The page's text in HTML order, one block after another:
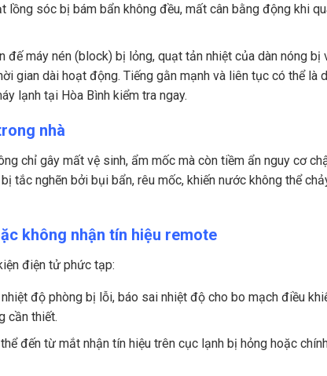
lồng sóc bị bám bẩn không đều, mất cân bằng động khi
đế máy nén (block) bị lỏng, quạt tản nhiệt của dàn nóng
gian dài hoạt động. Tiếng gằn mạnh và liên tục có thể là
lạnh tại Hòa Bình kiểm tra ngay.
nhà
chỉ gây mất vệ sinh, ẩm mốc mà còn tiềm ẩn nguy cơ
tắc nghẽn bởi bụi bẩn, rêu mốc, khiến nước không thể
không nhận tín hiệu remote
điện tử phức tạp:
độ phòng bị lỗi, báo sai nhiệt độ cho bo mạch điều
cần thiết.
đến từ mắt nhận tín hiệu trên cục lạnh bị hỏng hoặc